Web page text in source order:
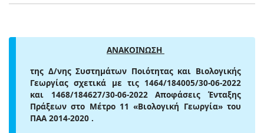
ΑΝΑΚΟΙΝΩΣΗ
της Δ/νης Συστημάτων Ποιότητας και Βιολογικής
Γεωργίας σχετικά με τις 1464/184005/30-06-2022
και 1468/184627/30-06-2022 Αποφάσεις Ένταξης
Πράξεων στο Μέτρο 11 «Βιολογική Γεωργία» του
ΠΑΑ 2014-2020 .